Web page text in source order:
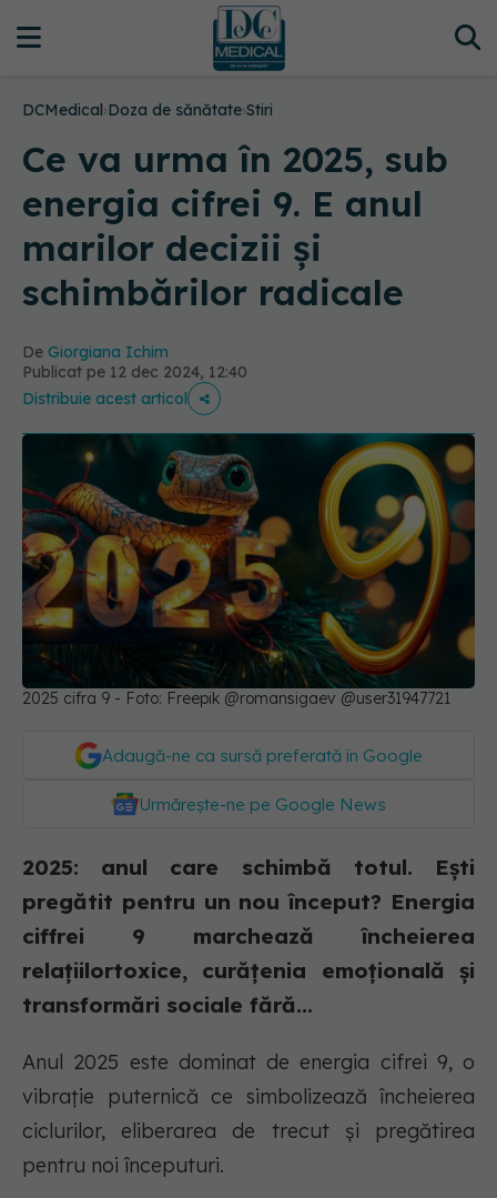
DCMedical›Doza de sănătate›Stiri
Ce va urma în 2025, sub
energia cifrei 9. E anul
marilor decizii și
schimbărilor radicale
De Giorgiana Ichim
Publicat pe 12 dec 2024, 12:40
Distribuie acest articol
2025 cifra 9 - Foto: Freepik @romansigaev @user31947721
Adaugă-ne ca sursă preferată în Google
Urmărește-ne pe Google News
2025: anul care schimbă totul. Ești
pregătit pentru un nou început? Energia
ciffrei 9 marchează încheierea
relațiilortoxice, curățenia emoțională și
transformări sociale fără...
Anul 2025 este dominat de energia cifrei 9, o
vibrație puternică ce simbolizează încheierea
ciclurilor, eliberarea de trecut și pregătirea
pentru noi începuturi.